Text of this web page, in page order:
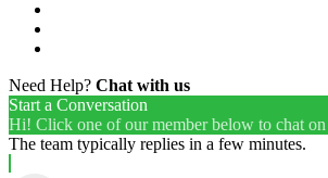
Need Help? Chat with us
Start a Conversation
Hi! Click one of our member below to chat on
The team typically replies in a few minutes.